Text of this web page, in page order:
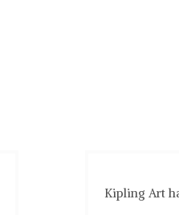
Kipling Art